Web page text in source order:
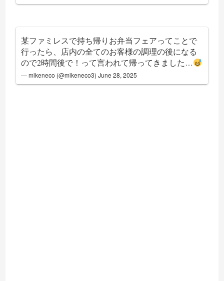
某ファミレスで持ち帰りお弁当フェアってことで
行ったら、店内の全てのお客様の調理の後になる
ので2時間後で！って言われて帰ってきました…
— mikeneco (@mikeneco3)June 28, 2025